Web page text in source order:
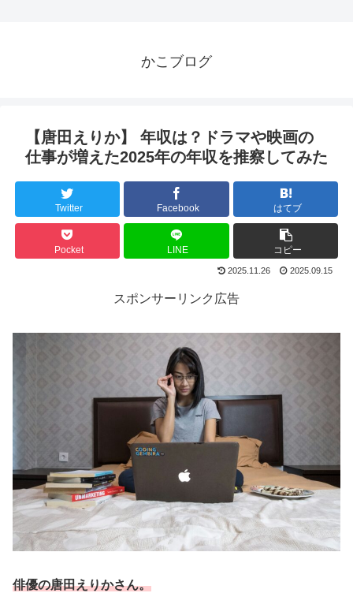
かこブログ
【唐田えりか】 年収は？ドラマや映画の
仕事が増えた2025年の年収を推察してみた
Twitter Facebook はてブ
Pocket LINE コピー
2025.11.26 2025.09.15
スポンサーリンク広告
俳優の唐田えりかさん。